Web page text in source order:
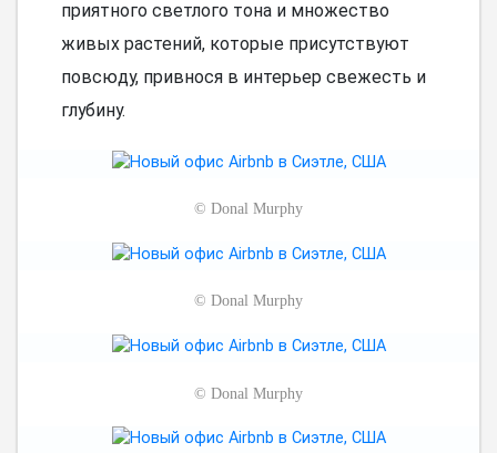
приятного светлого тона и множество
живых растений, которые присутствуют
повсюду, привнося в интерьер свежесть и
глубину.
© Donal Murphy
© Donal Murphy
© Donal Murphy